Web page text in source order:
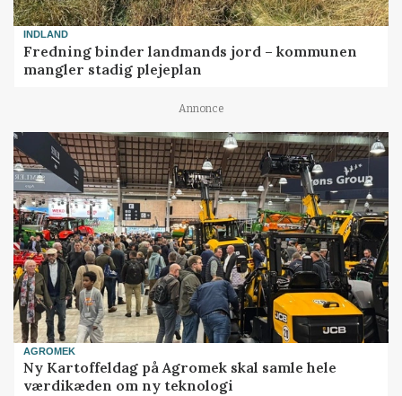
INDLAND
Fredning binder landmands jord – kommunen
mangler stadig plejeplan
Annonce
AGROMEK
Ny Kartoffeldag på Agromek skal samle hele
værdikæden om ny teknologi